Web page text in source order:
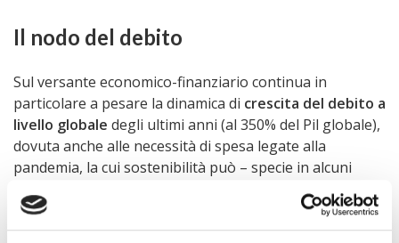
Il nodo del debito
Sul versante economico-finanziario continua in
particolare a pesare la dinamica di crescita del debito a
livello globale degli ultimi anni (al 350% del Pil globale),
dovuta anche alle necessità di spesa legate alla
pandemia, la cui sostenibilità può – specie in alcuni
mercati emergenti – essere messa in discussione dal
riorientamento delle politiche monetarie della Fed:
l’aumento dei tassi americani 2022 può determinare un